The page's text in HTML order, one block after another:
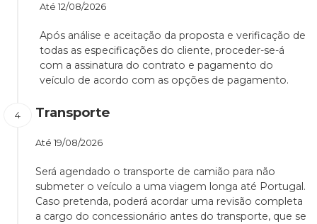
Até 12/08/2026
Após análise e aceitação da proposta e verificação de
todas as especificações do cliente, proceder-se-á
com a assinatura do contrato e pagamento do
veículo de acordo com as opções de pagamento.
Transporte
Até 19/08/2026
Será agendado o transporte de camião para não
submeter o veículo a uma viagem longa até Portugal.
Caso pretenda, poderá acordar uma revisão completa
a cargo do concessionário antes do transporte, que se